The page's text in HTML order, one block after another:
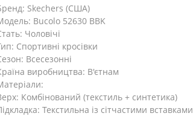
Skechers (США)
Bucolo 52630 BBK
Чоловічі
Спортивні кросівки
Всесезонні
виробництва: В'єтнам
Комбінований (текстиль + синтетика)
Текстильна із сітчастими вставками